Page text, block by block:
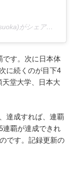
シェアした投稿 –
です。次に日本体
に続くのが目下4
堂大学、日本大
達成すれば、連覇
連覇が達成できれ
です。記録更新の